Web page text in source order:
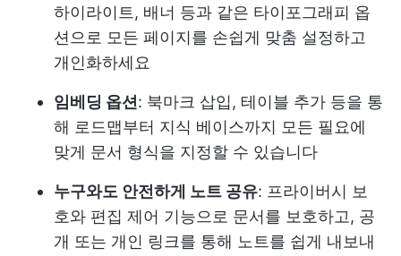
하이라이트, 배너 등과 같은 타이포그래피 옵
션으로 모든 페이지를 손쉽게 맞춤 설정하고
개인화하세요
임베딩 옵션: 북마크 삽입, 테이블 추가 등을 통
해 로드맵부터 지식 베이스까지 모든 필요에
맞게 문서 형식을 지정할 수 있습니다
누구와도 안전하게 노트 공유: 프라이버시 보
호와 편집 제어 기능으로 문서를 보호하고, 공
개 또는 개인 링크를 통해 노트를 쉽게 내보내